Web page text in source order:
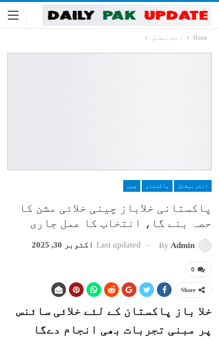
Home انٹرنیشنل
انٹرنیشنل پاکستان چین
پاکستانی خلاباز چینی خلائی مشن کا
حصہ بنے گا، انتخاب کا عمل جاری
By Admin
Last updated اکتوبر 30, 2025
0
Share
خلا باز پاکستان کے لئے خلائی سائنس
پر مبنی تجربات بھی انجام دےگا